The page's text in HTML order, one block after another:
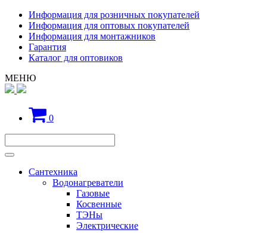
Информация для розничных покупателей
Информация для оптовых покупателей
Информация для монтажников
Гарантия
Каталог для оптовиков
МЕНЮ
0
Сантехника
Водонагреватели
Газовые
Косвенные
ТЭНы
Электрические